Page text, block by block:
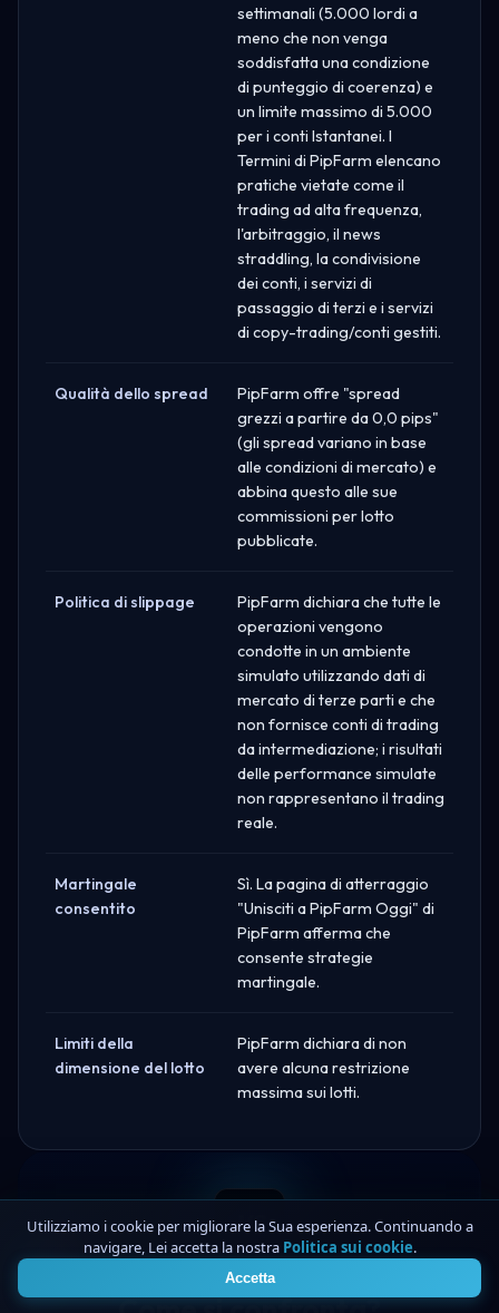
settimanali (5.000 lordi a
meno che non venga
soddisfatta una condizione
di punteggio di coerenza) e
un limite massimo di 5.000
per i conti Istantanei. I
Termini di PipFarm elencano
pratiche vietate come il
trading ad alta frequenza,
l'arbitraggio, il news
straddling, la condivisione
dei conti, i servizi di
passaggio di terzi e i servizi
di copy-trading/conti gestiti.
Qualità dello spread
PipFarm offre "spread
grezzi a partire da 0,0 pips"
(gli spread variano in base
alle condizioni di mercato) e
abbina questo alle sue
commissioni per lotto
pubblicate.
Politica di slippage
PipFarm dichiara che tutte le
operazioni vengono
condotte in un ambiente
simulato utilizzando dati di
mercato di terze parti e che
non fornisce conti di trading
da intermediazione; i risultati
delle performance simulate
non rappresentano il trading
reale.
Martingale
consentito
Sì. La pagina di atterraggio
"Unisciti a PipFarm Oggi" di
PipFarm afferma che
consente strategie
martingale.
Limiti della
dimensione del lotto
PipFarm dichiara di non
avere alcuna restrizione
massima sui lotti.
VS
Utilizziamo i cookie per migliorare la Sua esperienza. Continuando a
navigare, Lei accetta la nostra Politica sui cookie.
Accetta